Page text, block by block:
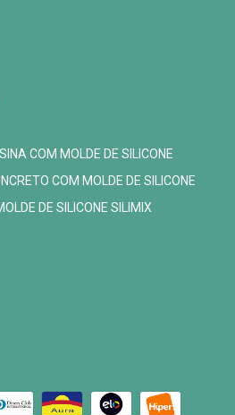
COM MOLDE DE SILICONE
COM MOLDE DE SILICONE
DE SILICONE SILIMIX